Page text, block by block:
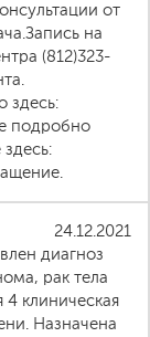
от
на
(812)323-
здесь:
подробно
24.12.2021
диагноз
рак тела
клиническая
Назначена